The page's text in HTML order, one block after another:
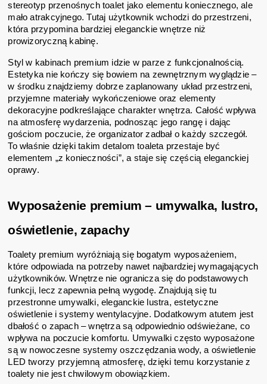
stereotyp przenośnych toalet jako elementu koniecznego, ale
mało atrakcyjnego. Tutaj użytkownik wchodzi do przestrzeni,
która przypomina bardziej eleganckie wnętrze niż
prowizoryczną kabinę.
Styl w kabinach premium idzie w parze z funkcjonalnością.
Estetyka nie kończy się bowiem na zewnętrznym wyglądzie –
w środku znajdziemy dobrze zaplanowany układ przestrzeni,
przyjemne materiały wykończeniowe oraz elementy
dekoracyjne podkreślające charakter wnętrza. Całość wpływa
na atmosferę wydarzenia, podnosząc jego rangę i dając
gościom poczucie, że organizator zadbał o każdy szczegół.
To właśnie dzięki takim detalom toaleta przestaje być
elementem „z konieczności”, a staje się częścią eleganckiej
oprawy.
Wyposażenie premium – umywalka, lustro,
oświetlenie, zapachy
Toalety premium wyróżniają się bogatym wyposażeniem,
które odpowiada na potrzeby nawet najbardziej wymagających
użytkowników. Wnętrze nie ogranicza się do podstawowych
funkcji, lecz zapewnia pełną wygodę. Znajdują się tu
przestronne umywalki, eleganckie lustra, estetyczne
oświetlenie i systemy wentylacyjne. Dodatkowym atutem jest
dbałość o zapach – wnętrza są odpowiednio odświeżane, co
wpływa na poczucie komfortu. Umywalki często wyposażone
są w nowoczesne systemy oszczędzania wody, a oświetlenie
LED tworzy przyjemną atmosferę, dzięki temu korzystanie z
toalety nie jest chwilowym obowiązkiem.